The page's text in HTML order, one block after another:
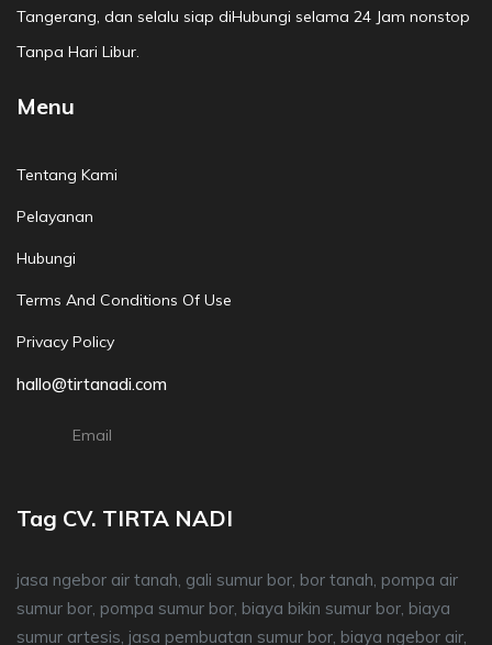
Tangerang, dan selalu siap diHubungi selama 24 Jam nonstop
Tanpa Hari Libur.
Menu
Tentang Kami
Pelayanan
Hubungi
Terms And Conditions Of Use
Privacy Policy
hallo@tirtanadi.com
Email
Tag CV. TIRTA NADI
jasa ngebor air tanah, gali sumur bor, bor tanah, pompa air
sumur bor, pompa sumur bor, biaya bikin sumur bor, biaya
sumur artesis, jasa pembuatan sumur bor, biaya ngebor air,